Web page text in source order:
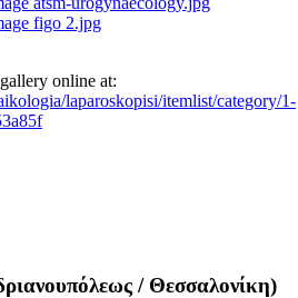
online at:
laparoskopisi/itemlist/category/1-
/ Θεσσαλονίκη)